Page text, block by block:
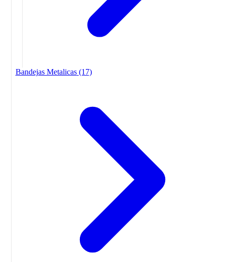
Bandejas Metalicas (17)